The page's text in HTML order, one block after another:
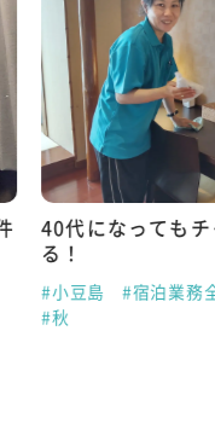
40代になっても
る！
#小豆島 #宿泊業務
#秋